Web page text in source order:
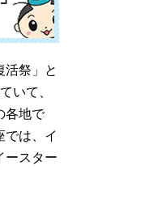
祭」と
いて、
各地で
では、イ
ースター